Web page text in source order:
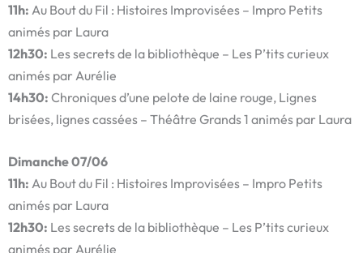
11h: Au Bout du Fil : Histoires Improvisées – Impro Petits
animés par Laura
12h30: Les secrets de la bibliothèque – Les P’tits curieux
animés par Aurélie
14h30: Chroniques d’une pelote de laine rouge, Lignes
brisées, lignes cassées – Théâtre Grands 1 animés par Laura
Dimanche 07/06
11h: Au Bout du Fil : Histoires Improvisées – Impro Petits
animés par Laura
12h30: Les secrets de la bibliothèque – Les P’tits curieux
animés par Aurélie